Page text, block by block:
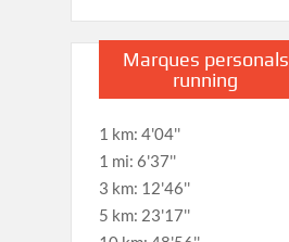
Marques personals
running
1 km: 4'04''
1 mi: 6'37''
3 km: 12'46''
5 km: 23'17''